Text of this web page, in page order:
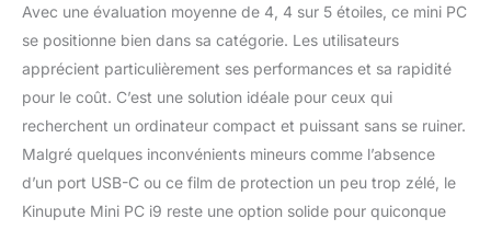
Avec une évaluation moyenne de 4, 4 sur 5 étoiles, ce mini PC
se positionne bien dans sa catégorie. Les utilisateurs
apprécient particulièrement ses performances et sa rapidité
pour le coût. C’est une solution idéale pour ceux qui
recherchent un ordinateur compact et puissant sans se ruiner.
Malgré quelques inconvénients mineurs comme l’absence
d’un port USB-C ou ce film de protection un peu trop zélé, le
Kinupute Mini PC i9 reste une option solide pour quiconque